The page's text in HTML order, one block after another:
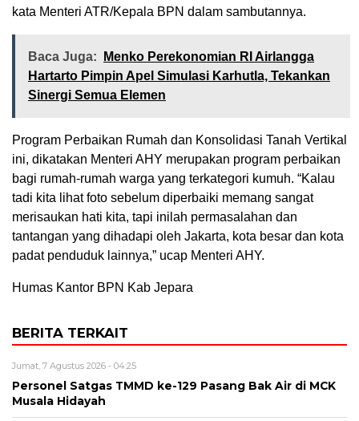
kata Menteri ATR/Kepala BPN dalam sambutannya.
Baca Juga:
Menko Perekonomian RI Airlangga
Hartarto Pimpin Apel Simulasi Karhutla, Tekankan
Sinergi Semua Elemen
Program Perbaikan Rumah dan Konsolidasi Tanah Vertikal
ini, dikatakan Menteri AHY merupakan program perbaikan
bagi rumah-rumah warga yang terkategori kumuh. “Kalau
tadi kita lihat foto sebelum diperbaiki memang sangat
merisaukan hati kita, tapi inilah permasalahan dan
tantangan yang dihadapi oleh Jakarta, kota besar dan kota
padat penduduk lainnya,” ucap Menteri AHY.
Humas Kantor BPN Kab Jepara
BERITA TERKAIT
Jumat, 7 Agustus 2026 - 04:25
Personel Satgas TMMD ke-129 Pasang Bak Air di MCK
Musala Hidayah